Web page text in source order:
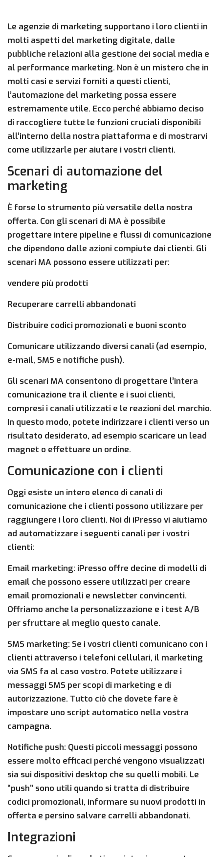
Le agenzie di marketing supportano i loro clienti in
molti aspetti del marketing digitale, dalle
pubbliche relazioni alla gestione dei social media e
al performance marketing. Non è un mistero che in
molti casi e servizi forniti a questi clienti,
l’automazione del marketing possa essere
estremamente utile. Ecco perché abbiamo deciso
di raccogliere tutte le funzioni cruciali disponibili
all’interno della nostra piattaforma e di mostrarvi
come utilizzarle per aiutare i vostri clienti.
Scenari di automazione del
marketing
È forse lo strumento più versatile della nostra
offerta. Con gli scenari di MA è possibile
progettare intere pipeline e flussi di comunicazione
che dipendono dalle azioni compiute dai clienti. Gli
scenari MA possono essere utilizzati per:
vendere più prodotti
Recuperare carrelli abbandonati
Distribuire codici promozionali e buoni sconto
Comunicare utilizzando diversi canali (ad esempio,
e-mail, SMS e notifiche push).
Gli scenari MA consentono di progettare l’intera
comunicazione tra il cliente e i suoi clienti,
compresi i canali utilizzati e le reazioni del marchio.
In questo modo, potete indirizzare i clienti verso un
risultato desiderato, ad esempio scaricare un lead
magnet o effettuare un ordine.
Comunicazione con i clienti
Oggi esiste un intero elenco di canali di
comunicazione che i clienti possono utilizzare per
raggiungere i loro clienti. Noi di iPresso vi aiutiamo
ad automatizzare i seguenti canali per i vostri
clienti:
Email marketing: iPresso offre decine di modelli di
email che possono essere utilizzati per creare
email promozionali e newsletter convincenti.
Offriamo anche la personalizzazione e i test A/B
per sfruttare al meglio questo canale.
SMS marketing: Se i vostri clienti comunicano con i
clienti attraverso i telefoni cellulari, il marketing
via SMS fa al caso vostro. Potete utilizzare i
messaggi SMS per scopi di marketing e di
autorizzazione. Tutto ciò che dovete fare è
impostare uno script automatico nella vostra
campagna.
Notifiche push: Questi piccoli messaggi possono
essere molto efficaci perché vengono visualizzati
sia sui dispositivi desktop che su quelli mobili. Le
“push” sono utili quando si tratta di distribuire
codici promozionali, informare su nuovi prodotti in
offerta e persino salvare carrelli abbandonati.
Integrazioni